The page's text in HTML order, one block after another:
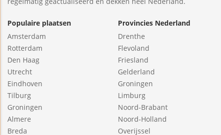
Populaire plaatsen
Amsterdam
Rotterdam
Den Haag
Utrecht
Eindhoven
Tilburg
Groningen
Almere
Breda
Provincies Nederland
Drenthe
Flevoland
Friesland
Gelderland
Groningen
Limburg
Noord-Brabant
Noord-Holland
Overijssel